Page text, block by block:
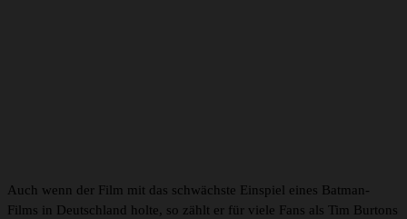
Auch wenn der Film mit das schwächste Einspiel eines Batman-
Films in Deutschland holte, so zählt er für viele Fans als Tim Burtons